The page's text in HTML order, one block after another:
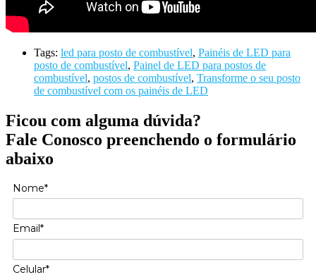
Tags: led para posto de combustível, Painéis de LED para
posto de combustível, Painel de LED para postos de
combustível, postos de combustível, Transforme o seu posto
de combustível com os painéis de LED
Ficou com alguma dúvida?
Fale Conosco preenchendo o formulário
abaixo
Nome*
Email*
Celular*